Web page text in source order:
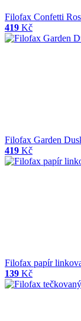
Filofax Confetti
419 Kč
Filofax Garden
419 Kč
Filofax papír
139 Kč